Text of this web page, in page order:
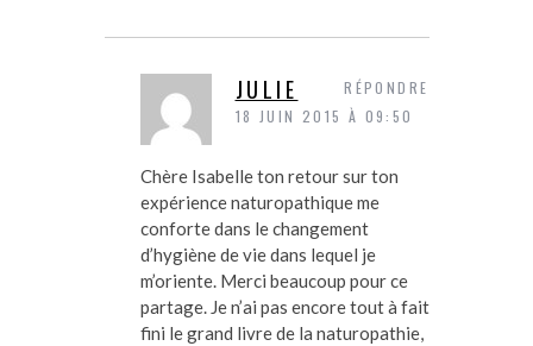
JULIE
18 JUIN 2015 À 09:50
Chère Isabelle ton retour sur ton
expérience naturopathique me
conforte dans le changement
d’hygiène de vie dans lequel je
m’oriente. Merci beaucoup pour ce
partage. Je n’ai pas encore tout à fait
fini le grand livre de la naturopathie,
RÉPONDRE